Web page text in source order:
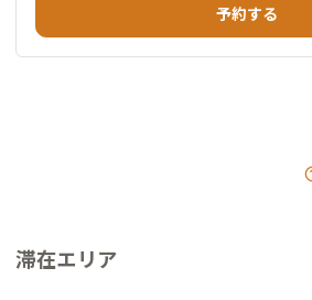
予約する
滞在エリア